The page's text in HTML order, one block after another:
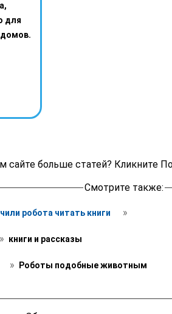
для
сайте больше статей? Кликните
Смотрите также:
робота читать книги »
» книги и рассказы
» Роботы подобные животным